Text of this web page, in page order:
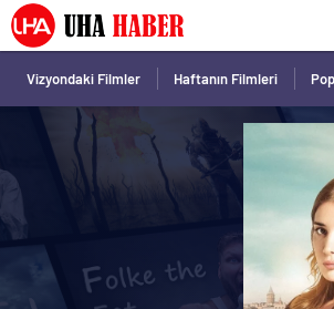
Vizyondaki Filmler Haftanın Filmleri